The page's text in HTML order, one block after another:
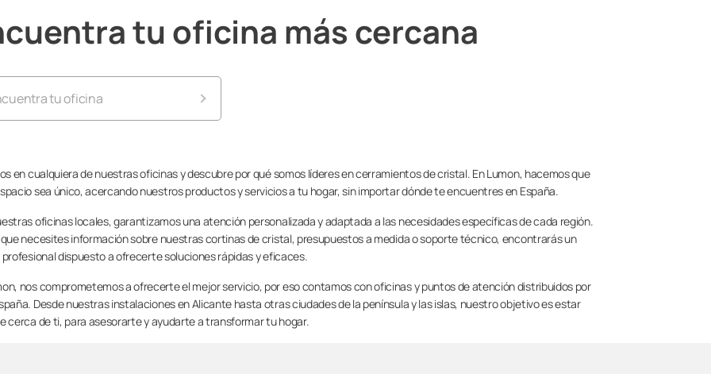
tu oficina más cercana
tu oficina
Almería
Andorra
Cáceres
en cualquiera de nuestras oficinas y descubre por qué somos líderes en cerramientos de cristal. En Lumon, hacemos que
sea único, acercando nuestros productos y servicios a tu hogar, sin importar dónde te encuentres en España.
oficinas locales, garantizamos una atención personalizada y adaptada a las necesidades específicas de cada región.
que necesites información sobre nuestras cortinas de cristal, presupuestos a medida o soporte técnico, encontrarás un
dispuesto a ofrecerte soluciones rápidas y eficaces.
nos comprometemos a ofrecerte el mejor servicio, por eso contamos con oficinas y puntos de atención distribuidos por
Desde nuestras instalaciones en Alicante hasta otras ciudades de la península y las islas, nuestro objetivo es estar
cerca de ti, para asesorarte y ayudarte a transformar tu hogar.